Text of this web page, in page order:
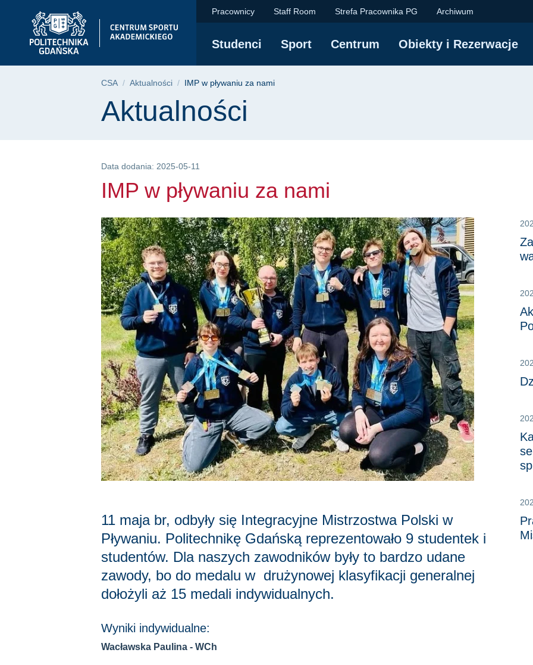
głównego
wyszukiwarki
IMP w pływaniu za nami | Centrum
Pracownicy Staff Room Strefa Pracownika PG Archiwum
Studenci Sport Centrum Obiekty i Rezerwacje
Ścieżka nawigacyjna
CSA Aktualności IMP w pływaniu za nami
Treść strony
Aktualności
Data dodania: 2025-05-11
IMP w pływaniu za nami
11 maja br, odbyły się Integracyjne Mistrzostwa Polski w
Pływaniu. Politechnikę Gdańską reprezentowało 9 studentek i
studentów. Dla naszych zawodników były to bardzo udane
zawody, bo do medalu w drużynowej klasyfikacji generalnej
dołożyli aż 15 medali indywidualnych.
Wyniki indywidualne:
Wacławska Paulina - WCh